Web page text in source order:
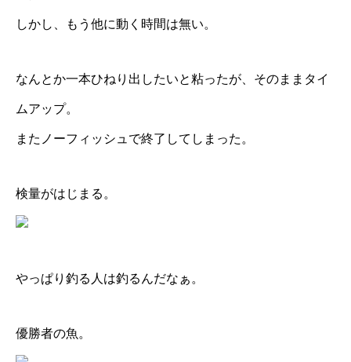
しかし、もう他に動く時間は無い。
なんとか一本ひねり出したいと粘ったが、そのままタイ
ムアップ。
またノーフィッシュで終了してしまった。
検量がはじまる。
やっぱり釣る人は釣るんだなぁ。
優勝者の魚。